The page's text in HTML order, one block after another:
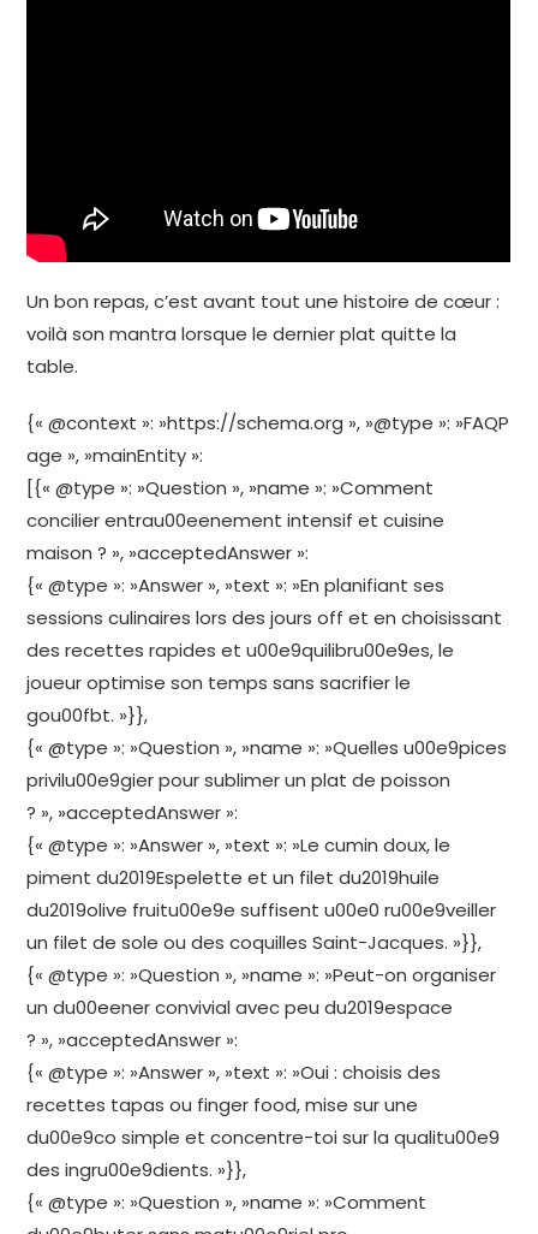
Un bon repas, c’est avant tout une histoire de cœur :
voilà son mantra lorsque le dernier plat quitte la
table.
{« @context »: »https://schema.org », »@type »: »FAQP
age », »mainEntity »:
[{« @type »: »Question », »name »: »Comment
concilier entrau00eenement intensif et cuisine
maison ? », »acceptedAnswer »:
{« @type »: »Answer », »text »: »En planifiant ses
sessions culinaires lors des jours off et en choisissant
des recettes rapides et u00e9quilibru00e9es, le
joueur optimise son temps sans sacrifier le
gou00fbt. »}},
{« @type »: »Question », »name »: »Quelles u00e9pices
privilu00e9gier pour sublimer un plat de poisson
? », »acceptedAnswer »:
{« @type »: »Answer », »text »: »Le cumin doux, le
piment du2019Espelette et un filet du2019huile
du2019olive fruitu00e9e suffisent u00e0 ru00e9veiller
un filet de sole ou des coquilles Saint-Jacques. »}},
{« @type »: »Question », »name »: »Peut-on organiser
un du00eener convivial avec peu du2019espace
? », »acceptedAnswer »:
{« @type »: »Answer », »text »: »Oui : choisis des
recettes tapas ou finger food, mise sur une
du00e9co simple et concentre-toi sur la qualitu00e9
des ingru00e9dients. »}},
{« @type »: »Question », »name »: »Comment